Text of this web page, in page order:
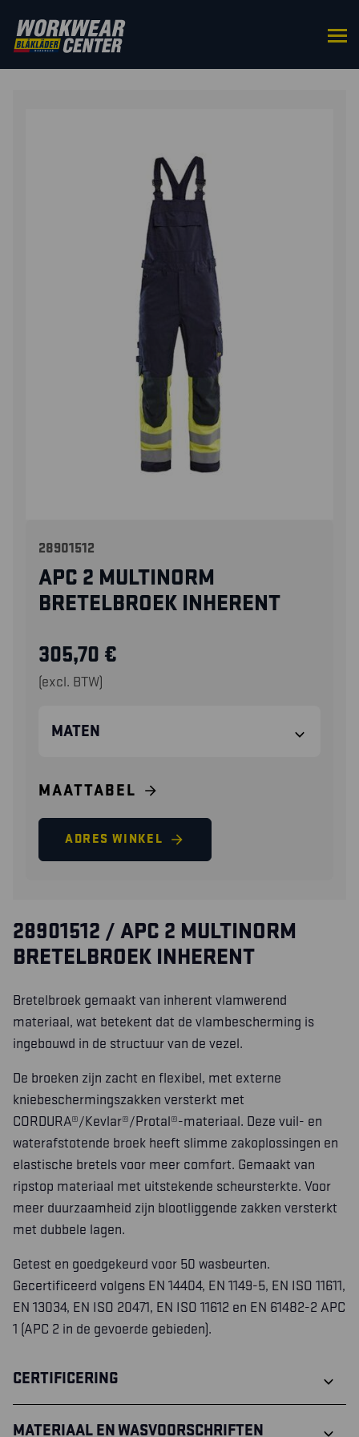
HOME/BROEKEN/
28901512
APC 2 MULTINORM
BRETELBROEK INHERENT
305,70 €
(excl. BTW)
MATEN
MAATTABEL
ADRES WINKEL
28901512 / APC 2 MULTINORM
BRETELBROEK INHERENT
Bretelbroek gemaakt van inherent vlamwerend
materiaal, wat betekent dat de vlambescherming is
ingebouwd in de structuur van de vezel.
De broeken zijn zacht en flexibel, met externe
kniebeschermingszakken versterkt met
CORDURA®/Kevlar®/Protal®-materiaal. Deze vuil- en
waterafstotende broek heeft slimme zakoplossingen en
elastische bretels voor meer comfort. Gemaakt van
ripstop materiaal met uitstekende scheursterkte. Voor
meer duurzaamheid zijn blootliggende zakken versterkt
met dubbele lagen.
Getest en goedgekeurd voor 50 wasbeurten.
Gecertificeerd volgens EN 14404, EN 1149-5, EN ISO 11611,
EN 13034, EN ISO 20471, EN ISO 11612 en EN 61482-2 APC
1 (APC 2 in de gevoerde gebieden).
CERTIFICERING
MATERIAAL EN WASVOORSCHRIFTEN